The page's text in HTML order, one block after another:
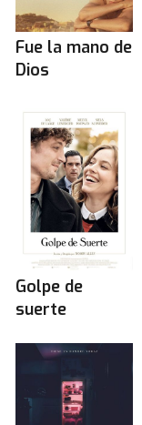
Fue la mano de
Dios
Golpe de
suerte